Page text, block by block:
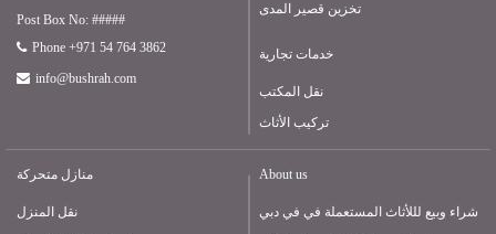
Post Box No: #####
Phone +971 54 764 3862
info@bushrah.com
تخزين قصير المدى
خدمات تجارية
نقل المكتب
تركيب الأثاث
منازل متحركة
نقل المنزل
About us
شراء وبيع لللأثاث المستعملة في في دبي